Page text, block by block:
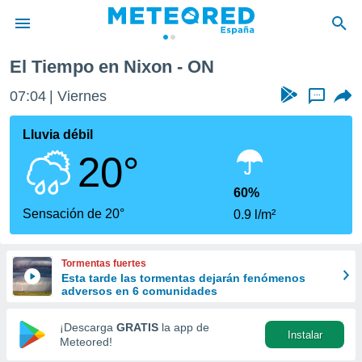
de
por
se
calidad.
a este
las
y
forma
digital
basada
El Tiempo en Nixon - ON
07:04 Viernes ...
Lluvia débil
20°
Sensación de 20°
60%
0.9 l/m²
Tormentas fuertes
Esta tarde las tormentas dejarán fenómenos
adversos en 6 comunidades
¡Descarga GRATIS la app de
Meteored!
Instalar